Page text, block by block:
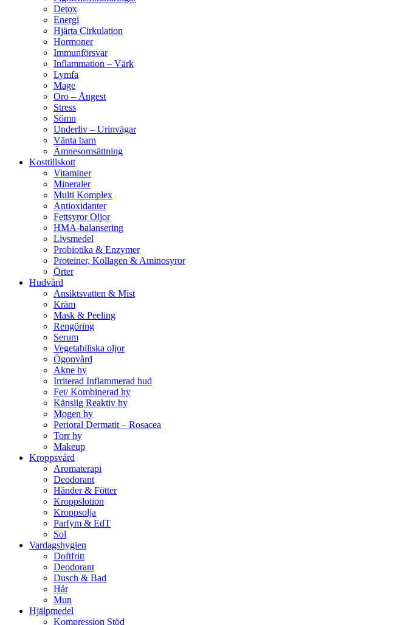
Detox
Energi
Hjärta Cirkulation
Hormoner
Immunförsvar
Inflammation – Värk
Lymfa
Mage
Oro – Ångest
Stress
Sömn
Underliv – Urinvägar
Vänta barn
Ämnesomsättning
Kosttillskott
Vitaminer
Mineraler
Multi Komplex
Antioxidanter
Fettsyror Oljor
HMA-balansering
Livsmedel
Probiotika & Enzymer
Proteiner, Kollagen & Aminosyror
Örter
Hudvård
Ansiktsvatten & Mist
Kräm
Mask & Peeling
Rengöring
Serum
Vegetabiliska oljor
Ögonvård
Akne hy
Irriterad Inflammerad hud
Fet/ Kombinerad hy
Känslig Reaktiv hy
Mogen hy
Perioral Dermatit – Rosacea
Torr hy
Makeup
Kroppsvård
Aromaterapi
Deodorant
Händer & Fötter
Kroppslotion
Kroppsolja
Parfym & EdT
Sol
Vardagshygien
Doftfritt
Deodorant
Dusch & Bad
Hår
Mun
Hjälpmedel
Kompression Stöd